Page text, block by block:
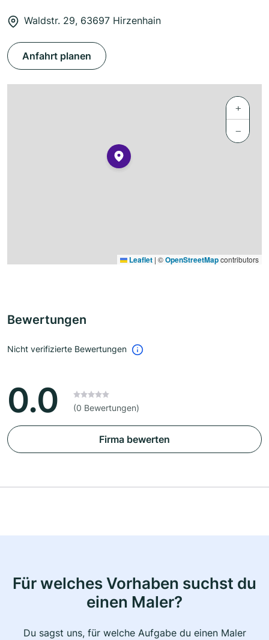
Waldstr. 29, 63697 Hirzenhain
Anfahrt planen
+
−
Leaflet | ©OpenStreetMapcontributors
Bewertungen
Nicht verifizierte Bewertungen
0.0 (0 Bewertungen)
Firma bewerten
Für welches Vorhaben suchst du
einen Maler?
Du sagst uns, für welche Aufgabe du einen Maler